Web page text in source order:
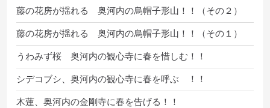
藤の花房が揺れる 奥河内の烏帽子形山！！（その２）
藤の花房が揺れる 奥河内の烏帽子形山！！（その１）
うわみず桜 奥河内の観心寺に春を惜しむ！！
シデコブシ、奥河内の観心寺に春を呼ぶ ！！
木蓮、奥河内の金剛寺に春を告げる！！